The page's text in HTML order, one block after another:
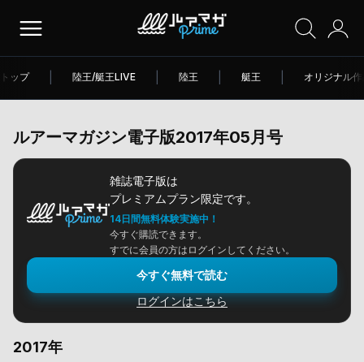
トップ 陸王/艇王LIVE 陸王 艇王 オリジナル
ルアーマガジン電子版2017年05月号
雑誌電子版は
プレミアムプラン限定です。
14日間無料体験実施中！
今すぐ購読できます。
すでに会員の方はログインしてください。
今すぐ無料で読む
ログインはこちら
2017年